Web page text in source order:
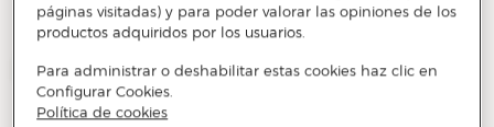
páginas visitadas) y para poder valorar las opiniones de los
productos adquiridos por los usuarios.
Para administrar o deshabilitar estas cookies haz clic en
Configurar Cookies.
Política de cookies